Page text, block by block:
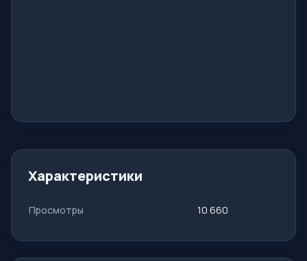
Характеристики
Просмотры 10 660